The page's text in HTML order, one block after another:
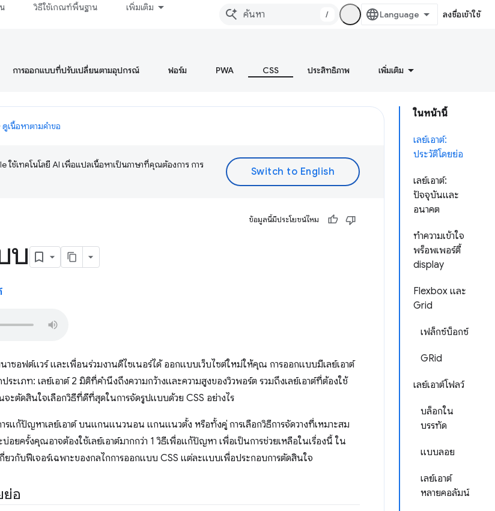
วิธีใช้เกณฑ์พื้นฐาน เพิ่มเติม
/ ลงชื่อเข้าใช้
การออกแบบที่ปรับเปลี่ยนตามอุปกรณ์ ฟอร์ม PWA CSS ประสิทธิภาพ เพิ่มเติม
ในหน้านี้
เลย์เอาต์:
ประวัติโดยย่อ
เลย์เอาต์:
ปัจจุบันและ
อนาคต
ทำความเข้าใจ
พร็อพเพอร์ตี้
display
Flexbox และ
Grid
เฟล็กซ์บ็อกซ์
GRid
เลย์เอาต์โฟลว์
บล็อกใน
บรรทัด
แบบลอย
เลย์เอาต์
หลายคอลัมน์
ดูเนื้อหาตามคำขอ
ใช้เทคโนโลยี AI เพื่อแปลเนื้อหาเป็นภาษาที่คุณต้องการ การ
ข้อมูลนี้มีประโยชน์ไหม
บ
อฟต์แวร์ และเพื่อนร่วมงานดีไซเนอร์ได้ ออกแบบเว็บไซต์ใหม่ให้คุณ การออกแบบมีเลย์เอาต์
ะเภท: เลย์เอาต์ 2 มิติที่คำนึงถึงความกว้างและความสูงของวิวพอร์ต รวมถึงเลย์เอาต์ที่ต้องใช้
ตัดสินใจเลือกวิธีที่ดีที่สุดในการจัดรูปแบบด้วย CSS อย่างไร
รแก้ปัญหาเลย์เอาต์ บนแกนแนวนอน แกนแนวตั้ง หรือทั้งคู่ การเลือกวิธีการจัดวางที่เหมาะสม
อยครั้งคุณอาจต้องใช้เลย์เอาต์มากกว่า 1 วิธีเพื่อแก้ปัญหา เพื่อเป็นการช่วยเหลือในเรื่องนี้ ใน
วกับฟีเจอร์เฉพาะของกลไกการออกแบบ CSS แต่ละแบบเพื่อประกอบการตัดสินใจ
ย่อ